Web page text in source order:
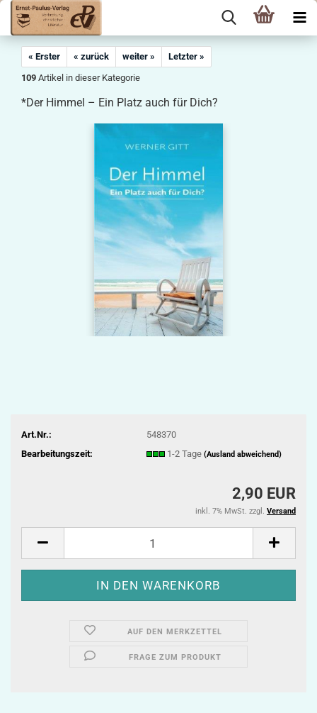
« Erster « zurück weiter »
Letzter »
109 Artikel in dieser Kategorie
*Der Himmel – Ein Platz auch für Dich?
Art.Nr.:
548370
Bearbeitungszeit:
1-2 Tage (Ausland abweichend)
2,90 EUR
inkl. 7% MwSt. zzgl. Versand
AUF DEN MERKZETTEL
FRAGE ZUM PRODUKT